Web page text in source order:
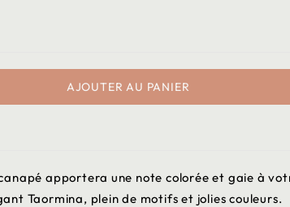
AJOUTER AU PANIER
apportera une note colorée et gaie à
Taormina, plein de motifs et jolies couleurs.